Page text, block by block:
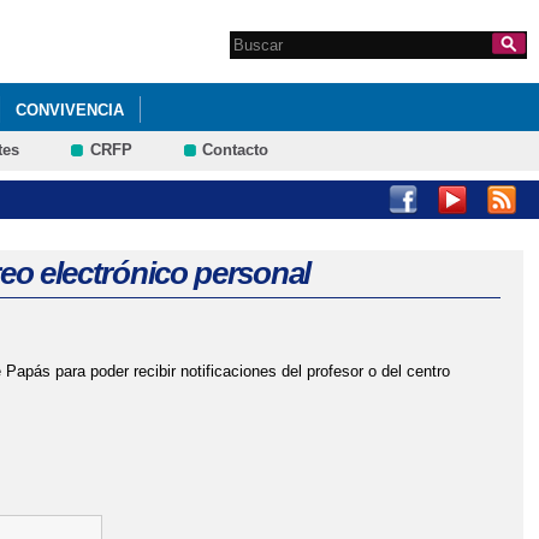
Formulario de
Search this site
CONVIVENCIA
DEL 26 DE ABRIL AL 10 DE MAYO
CRFP Contacto
electrónico personal
para poder recibir notificaciones del profesor o del centro